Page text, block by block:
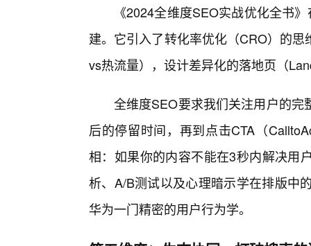
《2024全维度SEO实战优化全书
建。它引入了转化率优化（CRO）的
vs热流量），设计差异化的落地页（
全维度SEO要求我们关注用户的
后的停留时间，再到点击CTA（
相：如果你的内容不能在3秒内解决用
析、A/B测试以及心理暗示学在排版中
华为一门精密的用户行为学。